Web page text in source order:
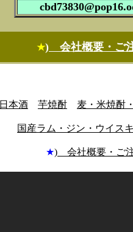
★) 会社概要・ご
日本酒 芋焼酎 麦・米焼酎
国産ラム・ジン・ウイス
★) 会社概要・ご